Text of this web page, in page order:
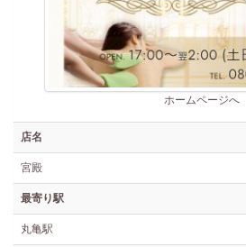
ホームページへ
店名
宮殿
最寄り駅
丸亀駅